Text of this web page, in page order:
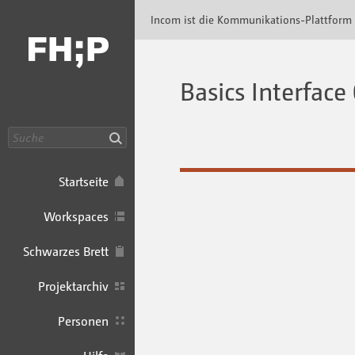
Startseite
Workspaces
Schwarzes Brett
Projektarchiv
Personen
Incom ist die Kommunikations-Plattform
Basics Interface